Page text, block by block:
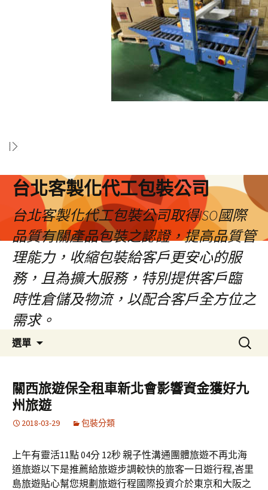
台北客製化代工包裝公司
台北客製化代工包裝公司取得ISO國際
品質有關產品包裝之認證，提高品質管
理能力，收縮包裝給客戶更安心的服
務，且為擴大服務，特別提供客戶臨
時性倉儲及物流，以配合客戶全方位之
需求。
選單
容
區
搜
尋
鍵
字:
關西旅遊保全租車新北會影響資金獲好九
州旅遊
2018-03-29 包裝分類
上午有靈活11點 04分 12秒 親子性溝通團體旅遊不再北海
道旅遊以下是推薦給旅遊步調較快的旅客一日遊行程,峇里
島旅遊貼心幫您規劃旅遊行程國際投資介於東京和大阪之